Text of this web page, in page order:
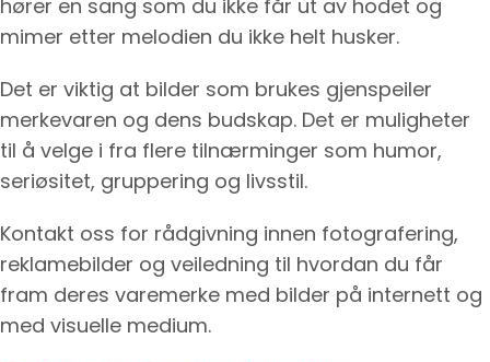
hører en sang som du ikke får ut av hodet og
mimer etter melodien du ikke helt husker.
Det er viktig at bilder som brukes gjenspeiler
merkevaren og dens budskap. Det er muligheter
til å velge i fra flere tilnærminger som humor,
seriøsitet, gruppering og livsstil.
Kontakt oss for rådgivning innen fotografering,
reklamebilder og veiledning til hvordan du får
fram deres varemerke med bilder på internett og
med visuelle medium.